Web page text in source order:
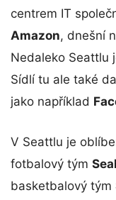
centrem IT
Amazon, dnešní
Nedaleko Seattlu
Sídlí tu ale také
jako například
V Seattlu je
fotbalový tým
basketbalový tým